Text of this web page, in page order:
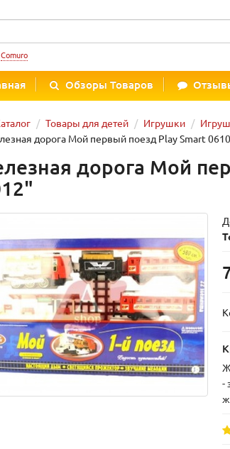
Comuro
Обзоры Товаров
Товары для детей Игрушки
дорога Мой первый поезд Play Smart
дорога Мой
-